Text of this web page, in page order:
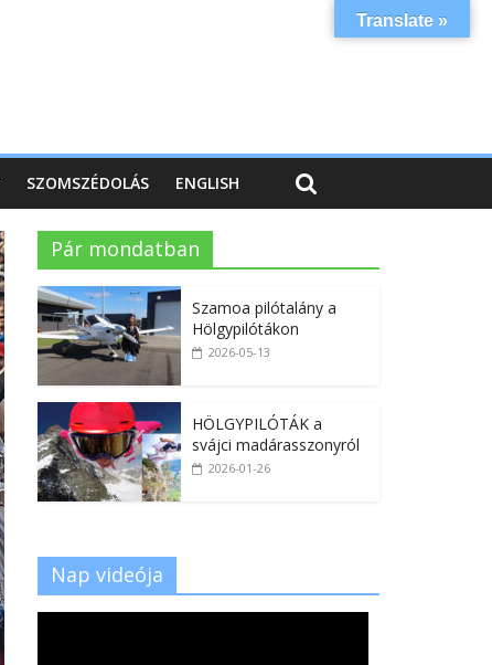
SZOMSZÉDOLÁS ENGLISH
Pár mondatban
Szamoa pilótalány a
Hölgypilótákon
2026-05-13
HÖLGYPILÓTÁK a
svájci madárasszonyról
2026-01-26
Nap videója
Translate »